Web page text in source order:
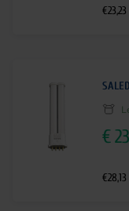
€23,23
€
€28,13